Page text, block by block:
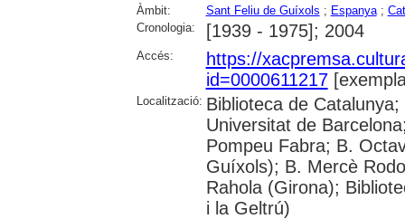
Àmbit: Sant Feliu de Guíxols ; Espanya;
Cronologia:
[1939 - 1975]; 2004
Accés:
https://
id=0000611217
Localització: Biblioteca de
Universitat de
Pompeu Fabra; B.
Guíxols); B. Mercè
Rahola (Girona);
i la Geltrú)